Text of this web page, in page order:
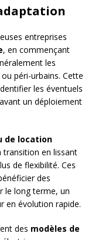
entreprises
, en commençant
les
péri-urbains. Cette
les éventuels
un déploiement
de location
en lissant
de flexibilité. Ces
des
le long terme, un
en évolution rapide.
des modèles de